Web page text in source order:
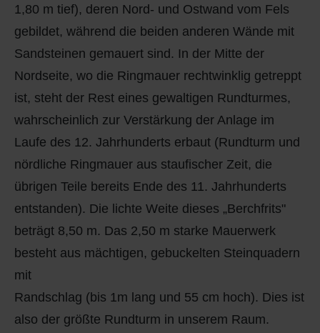
1,80 m tief), deren Nord- und Ostwand vom Fels
gebildet, während die beiden anderen Wände mit
Sandsteinen gemauert sind. In der Mitte der
Nordseite, wo die Ringmauer rechtwinklig getreppt
ist, steht der Rest eines gewaltigen Rundturmes,
wahrscheinlich zur Verstärkung der Anlage im
Laufe des 12. Jahrhunderts erbaut (Rundturm und
nördliche Ringmauer aus staufischer Zeit, die
übrigen Teile bereits Ende des 11. Jahrhunderts
entstanden). Die lichte Weite dieses „Berchfrits"
beträgt 8,50 m. Das 2,50 m starke Mauerwerk
besteht aus mächtigen, gebuckelten Steinquadern
mit
Randschlag (bis 1m lang und 55 cm hoch). Dies ist
also der größte Rundturm in unserem Raum.